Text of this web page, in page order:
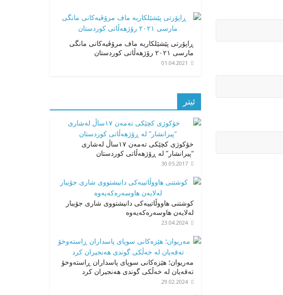
ڕاپۆرتی پێشێلکاریە ماف مرۆڤیەکانی مانگی
مارسی ٢٠٢١ رۆژهەڵاتی کوردستان
01.04.2021
ئیتر
خۆکوژی کچێکی تەمەن ۱۷ساڵ لەشاری
“پیرانشار” لە ڕۆژهەڵاتی کوردستان
30.05.2017
کوشتنی هاووڵاتییەکی دانیشتووی شاری جۆیبار
لەلایەن هاوسەرەکەیەوە
23.04.2024
مەریوان؛ هێزەکانی سوپای پاسداران ڕاستەوخۆ
تەقەیان لە خەڵکی گوندی هەنجیران کرد
29.02.2024